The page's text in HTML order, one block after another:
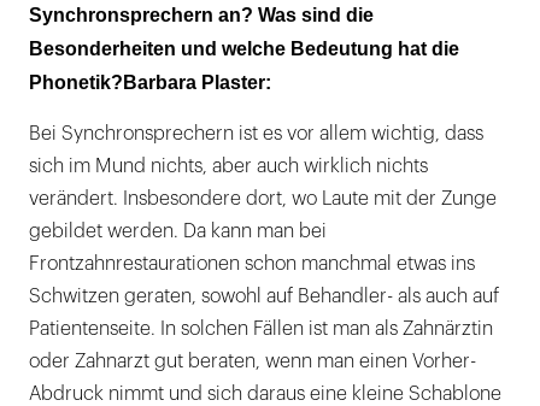
Synchronsprechern an? Was sind die
Besonderheiten und welche Bedeutung hat die
Phonetik?Barbara Plaster:
Bei Synchronsprechern ist es vor allem wichtig, dass
sich im Mund nichts, aber auch wirklich nichts
verändert. Insbesondere dort, wo Laute mit der Zunge
gebildet werden. Da kann man bei
Frontzahnrestaurationen schon manchmal etwas ins
Schwitzen geraten, sowohl auf Behandler- als auch auf
Patientenseite. In solchen Fällen ist man als Zahnärztin
oder Zahnarzt gut beraten, wenn man einen Vorher-
Abdruck nimmt und sich daraus eine kleine Schablone